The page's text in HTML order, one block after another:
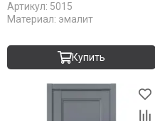
Артикул: 5015
Материал: эмалит
Купить